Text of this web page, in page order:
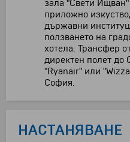
зала "Свети
приложно
държавни
ползването на
хотела. Трансфер
директен полет до
"Ryanair" или
София.
НАСТАНЯВАНЕ